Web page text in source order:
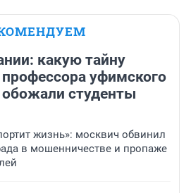
какую тайну
уфимского
обожали студенты
жизнь»: москвич обвинил
в мошенничестве и пропаже